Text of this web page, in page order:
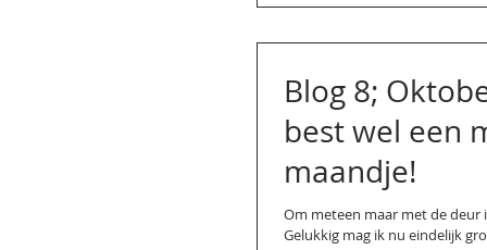
Blog 8;
best wel een
maandje!
Om meteen maar met de deur
Gelukkig mag ik nu eindelijk